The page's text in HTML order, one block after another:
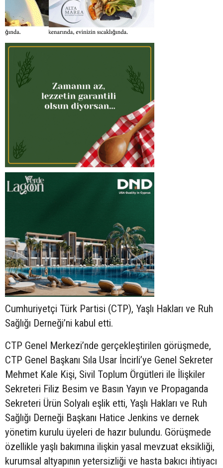
Cumhuriyetçi Türk Partisi (CTP), Yaşlı Hakları ve Ruh
Sağlığı Derneği’ni kabul etti.
CTP Genel Merkezi’nde gerçekleştirilen görüşmede,
CTP Genel Başkanı Sıla Usar İncirli’ye Genel Sekreter
Mehmet Kale Kişi, Sivil Toplum Örgütleri ile İlişkiler
Sekreteri Filiz Besim ve Basın Yayın ve Propaganda
Sekreteri Ürün Solyalı eşlik etti, Yaşlı Hakları ve Ruh
Sağlığı Derneği Başkanı Hatice Jenkins ve dernek
yönetim kurulu üyeleri de hazır bulundu. Görüşmede
özellikle yaşlı bakımına ilişkin yasal mevzuat eksikliği,
kurumsal altyapının yetersizliği ve hasta bakıcı ihtiyacı